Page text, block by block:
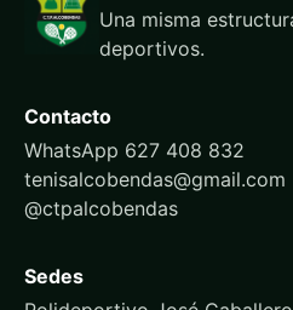
Una misma
deportivos.
Contacto
WhatsApp 627 408 832
tenisalcobendas@gmail.com
@ctpalcobendas
Sedes